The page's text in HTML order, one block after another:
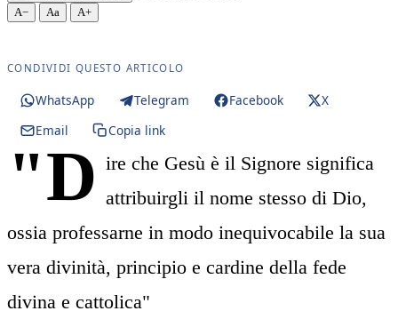
A− Aa A+
CONDIVIDI QUESTO ARTICOLO
WhatsApp Telegram Facebook
X
Email
Copia link
"D ire che Gesù è il Signore significa
attribuirgli il nome stesso di Dio,
ossia professarne in modo inequivocabile la sua
vera divinità, principio e cardine della fede
divina e cattolica"